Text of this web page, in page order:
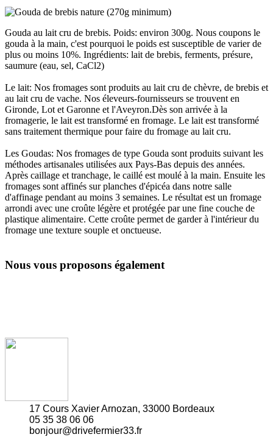
Gouda au lait cru de brebis. Poids: environ 300g. Nous coupons le
gouda à la main, c'est pourquoi le poids est susceptible de varier de
plus ou moins 10%. Ingrédients: lait de brebis, ferments, présure,
saumure (eau, sel, CaCl2)
Le lait: Nos fromages sont produits au lait cru de chèvre, de brebis et
au lait cru de vache. Nos éleveurs-fournisseurs se trouvent en
Gironde, Lot et Garonne et l'Aveyron.Dès son arrivée à la
fromagerie, le lait est transformé en fromage. Le lait est transformé
sans traitement thermique pour faire du fromage au lait cru.
Les Goudas: Nos fromages de type Gouda sont produits suivant les
méthodes artisanales utilisées aux Pays-Bas depuis des années.
Après caillage et tranchage, le caillé est moulé à la main. Ensuite les
fromages sont affinés sur planches d'épicéa dans notre salle
d'affinage pendant au moins 3 semaines. Le résultat est un fromage
arrondi avec une croûte légère et protégée par une fine couche de
plastique alimentaire. Cette croûte permet de garder à l'intérieur du
fromage une texture souple et onctueuse.
Nous vous proposons également
17 Cours Xavier Arnozan, 33000 Bordeaux
05 35 38 06 06
bonjour@drivefermier33.fr